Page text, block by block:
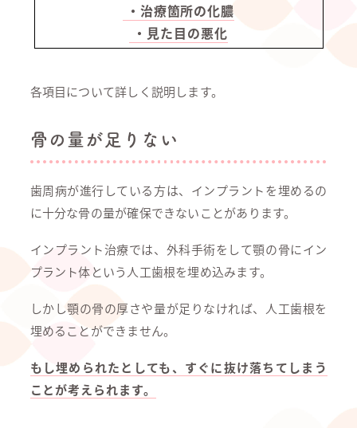
・治療箇所の化膿
・見た目の悪化
各項目について詳しく説明します。
骨の量が足りない
歯周病が進行している方は、インプラントを埋めるの
に十分な骨の量が確保できないことがあります。
インプラント治療では、外科手術をして顎の骨にイン
プラント体という人工歯根を埋め込みます。
しかし顎の骨の厚さや量が足りなければ、人工歯根を
埋めることができません。
もし埋められたとしても、すぐに抜け落ちてしまう
ことが考えられます。